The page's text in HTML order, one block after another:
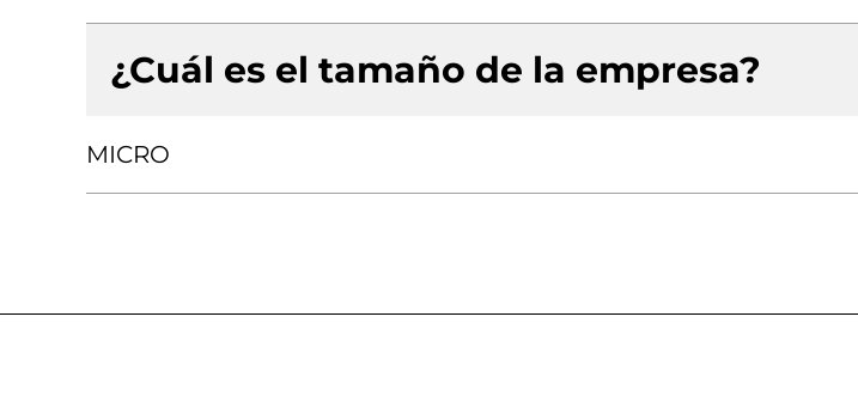
¿Cuál es el tamaño de la empresa?
MICRO